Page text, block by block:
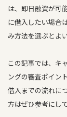
は、即日融資が可
に借入したい場合
み方法を選ぶとよ
この記事では、キ
ングの審査ポイン
借入までの流れに
方はぜひ参考にし